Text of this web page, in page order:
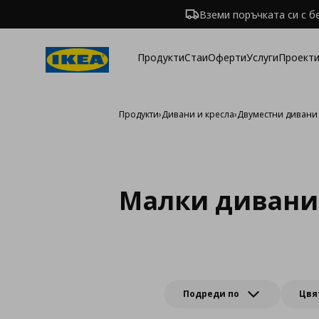
Вземи поръчката си с
ПродуктиСтаиОфертиУслуги
Продукти›Дивани и кресла›Двуместни дивани
Малки дивани
Подреди по